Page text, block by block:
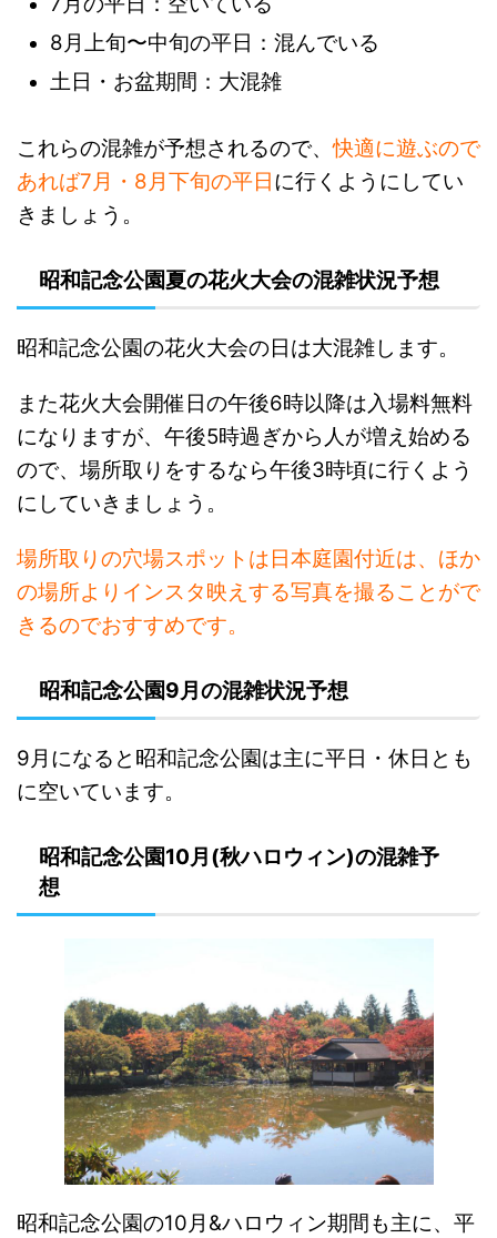
8月上旬〜中旬の平日：混んでいる
土日・お盆期間：大混雑
これらの混雑が予想されるので、快適に遊ぶので
あれば7月・8月下旬の平日に行くようにしてい
きましょう。
昭和記念公園夏の花火大会の混雑状況予想
昭和記念公園の花火大会の日は大混雑します。
また花火大会開催日の午後6時以降は入場料無料
になりますが、午後5時過ぎから人が増え始める
ので、場所取りをするなら午後3時頃に行くよう
にしていきましょう。
場所取りの穴場スポットは日本庭園付近は、ほか
の場所よりインスタ映えする写真を撮ることがで
きるのでおすすめです。
昭和記念公園9月の混雑状況予想
9月になると昭和記念公園は主に平日・休日とも
に空いています。
昭和記念公園10月(秋ハロウィン)の混雑予
想
昭和記念公園の10月&ハロウィン期間も主に、平